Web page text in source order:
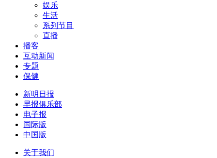
娱乐
生活
系列节目
直播
播客
互动新闻
专题
保健
新明日报
早报俱乐部
电子报
国际版
中国版
关于我们